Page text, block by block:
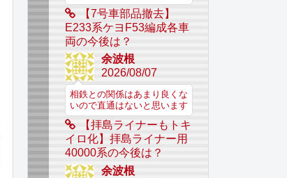
【7号車部品撤去】
E233系ケヨF53編成各車
両の今後は？
余波根
2026/08/07
相鉄との関係はあまり良くな
いので直通はないと思います
【拝島ライナーもトキ
イロ化】拝島ライナー用
40000系の今後は？
余波根